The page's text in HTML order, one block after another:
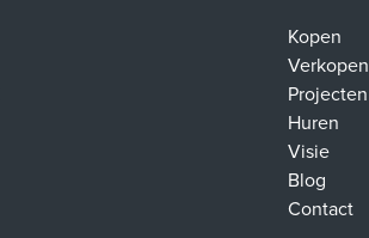
Kopen
Verkopen
Projecten
Huren
Visie
Blog
Contact